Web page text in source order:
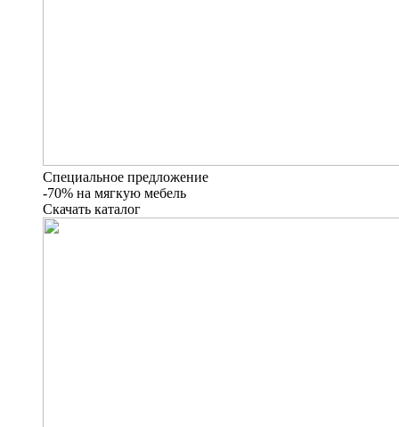
Специальное предложение
-70% на мягкую мебель
Скачать каталог